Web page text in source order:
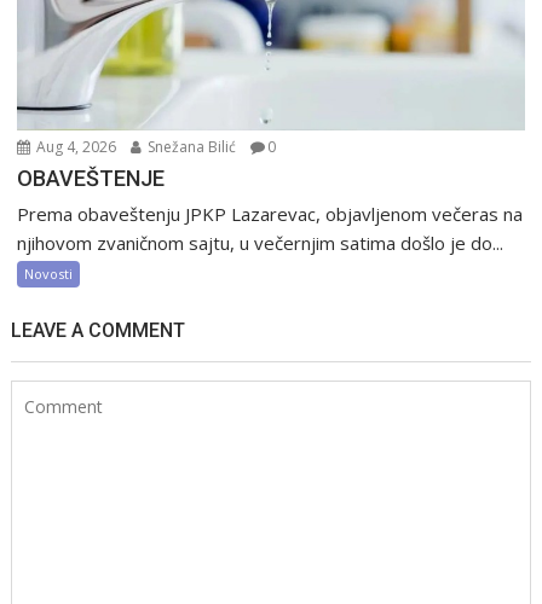
Aug 4, 2026 Snežana Bilić 0
OBAVEŠTENJE
Prema obaveštenju JPKP Lazarevac, objavljenom večeras na
njihovom zvaničnom sajtu, u večernjim satima došlo je do...
Novosti
LEAVE A COMMENT